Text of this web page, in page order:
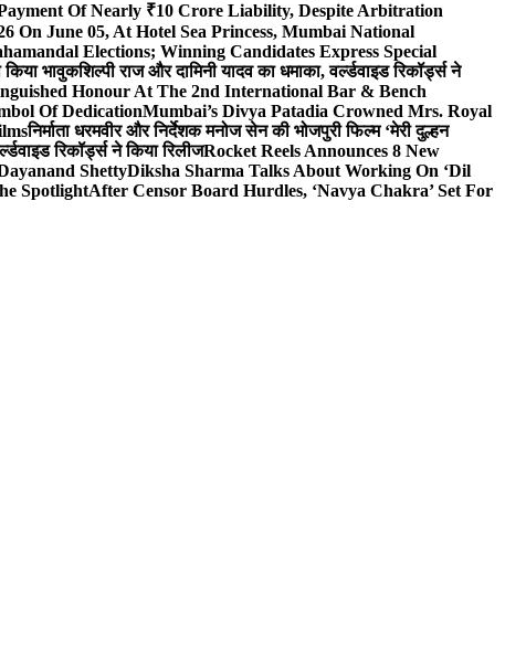
Of Nearly ₹10 Crore Liability, Despite Arbitration
On June 05, At Hotel Sea Princess, Mumbai National
Elections; Winning Candidates Express Special
किया भावुकशिल्पी राज और दामिनी यादव का धमाका, वर्ल्डवाइड रिकॉर्ड्स ने
Honour At The 2nd International Bar & Bench
Of DedicationMumbai’s Divya Patadia Crowned Mrs. Royal
निर्माता धरमवीर और निर्देशक मनोज सेन की भोजपुरी फिल्म ‘मेरी दुल्हन
रिकॉर्ड्स ने किया रिलीजRocket Reels Announces 8 New
ShettyDiksha Sharma Talks About Working On ‘Dil
SpotlightAfter Censor Board Hurdles, ‘Navya Chakra’ Set For